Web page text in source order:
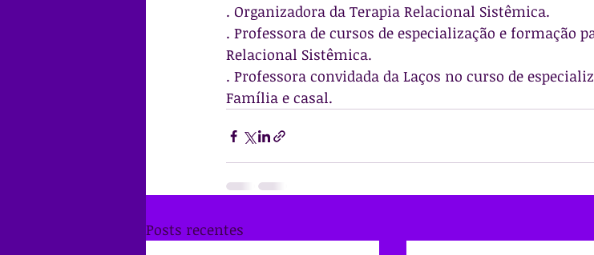
. Organizadora da Terapia Relacional Sistêmica.
. Professora de cursos de especialização e formação
Relacional Sistêmica.
. Professora convidada da Laços no curso de
Família e casal.
Posts recentes